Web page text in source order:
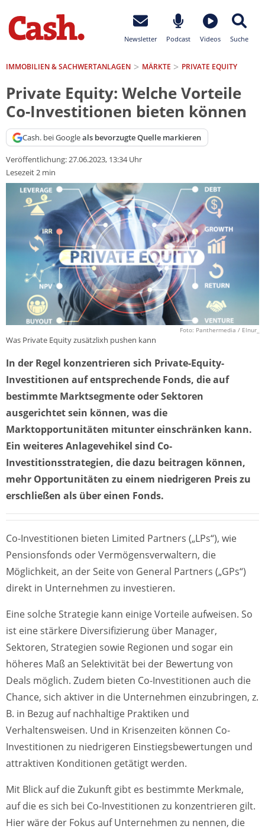
Newsletter Podcast Videos Suche
IMMOBILIEN & SACHWERTANLAGEN MÄRKTE PRIVATE EQUITY
Private Equity: Welche Vorteile
Co-Investitionen bieten können
Cash. bei Googleals bevorzugte Quelle markieren
Veröffentlichung:27.06.2023, 13:34 Uhr
Lesezeit 2 min
Foto: Panthermedia / Elnur_
Was Private Equity zusätzlixh pushen kann
In der Regel konzentrieren sich Private-Equity-
Investitionen auf entsprechende Fonds, die auf
bestimmte Marktsegmente oder Sektoren
ausgerichtet sein können, was die
Marktopportunitäten mitunter einschränken kann.
Ein weiteres Anlagevehikel sind Co-
Investitionsstrategien, die dazu beitragen können,
mehr Opportunitäten zu einem niedrigeren Preis zu
erschließen als über einen Fonds.
Co-Investitionen bieten Limited Partners („LPs“), wie
Pensionsfonds oder Vermögensverwaltern, die
Möglichkeit, an der Seite von General Partners („GPs“)
direkt in Unternehmen zu investieren.
Eine solche Strategie kann einige Vorteile aufweisen. So
ist eine stärkere Diversifizierung über Manager,
Sektoren, Strategien sowie Regionen und sogar ein
höheres Maß an Selektivität bei der Bewertung von
Deals möglich. Zudem bieten Co-Investitionen auch die
Chance, sich aktiver in die Unternehmen einzubringen, z.
B. in Bezug auf nachhaltige Praktiken und
Verhaltensweisen. Und in Krisenzeiten können Co-
Investitionen zu niedrigeren Einstiegsbewertungen und
attraktiven Konditionen getätigt werden.
Mit Blick auf die Zukunft gibt es bestimmte Merkmale,
auf die es sich bei Co-Investitionen zu konzentrieren gilt.
Hier wäre der Fokus auf Unternehmen zu nennen, die